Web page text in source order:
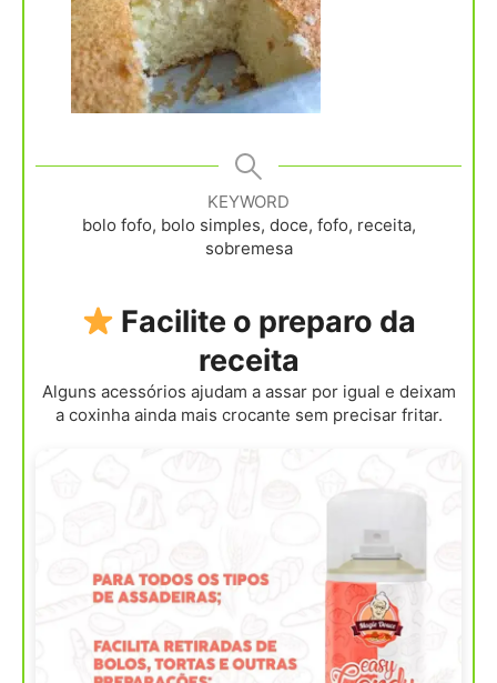
KEYWORD
bolo fofo, bolo simples, doce, fofo, receita,
sobremesa
Facilite o preparo da
receita
Alguns acessórios ajudam a assar por igual e deixam
a coxinha ainda mais crocante sem precisar fritar.